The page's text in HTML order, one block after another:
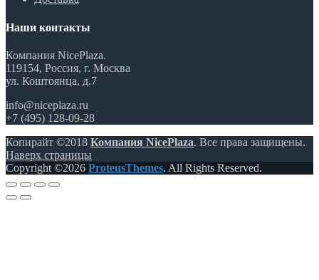
Наши контакты
Компания NicePlaza.
119154, Россия, г. Москва
ул. Коштоянца, д.7
info@niceplaza.ru
+7 (495) 128-09-28
Копирайт ©2018 Компания NicePlaza. Все права защищены.
Наверх страницы
Copyright ©2026 ProteusThemes. All Rights Reserved.